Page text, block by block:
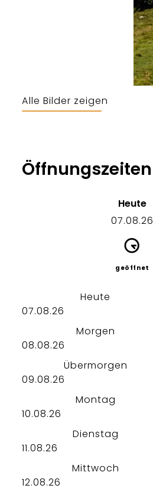
Alle Bilder zeigen
Öffnungszeiten
Heute
07.08.26
geöffnet
Heute
07.08.26
Morgen
08.08.26
Übermorgen
09.08.26
Montag
10.08.26
Dienstag
11.08.26
Mittwoch
12.08.26